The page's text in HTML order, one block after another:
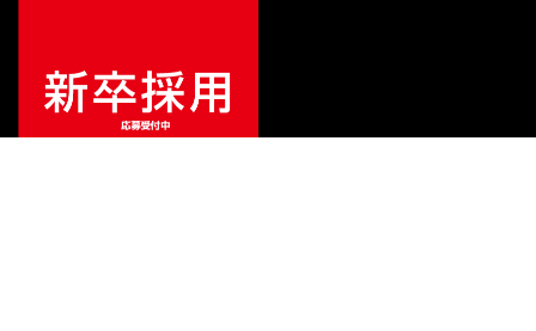
販売価格¥2,530（税込）